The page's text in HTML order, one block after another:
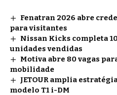
Fenatran 2026 abre
para visitantes
Nissan Kicks completa
unidades vendidas
Motiva abre 80 vagas
mobilidade
JETOUR amplia
modelo T1 i-DM